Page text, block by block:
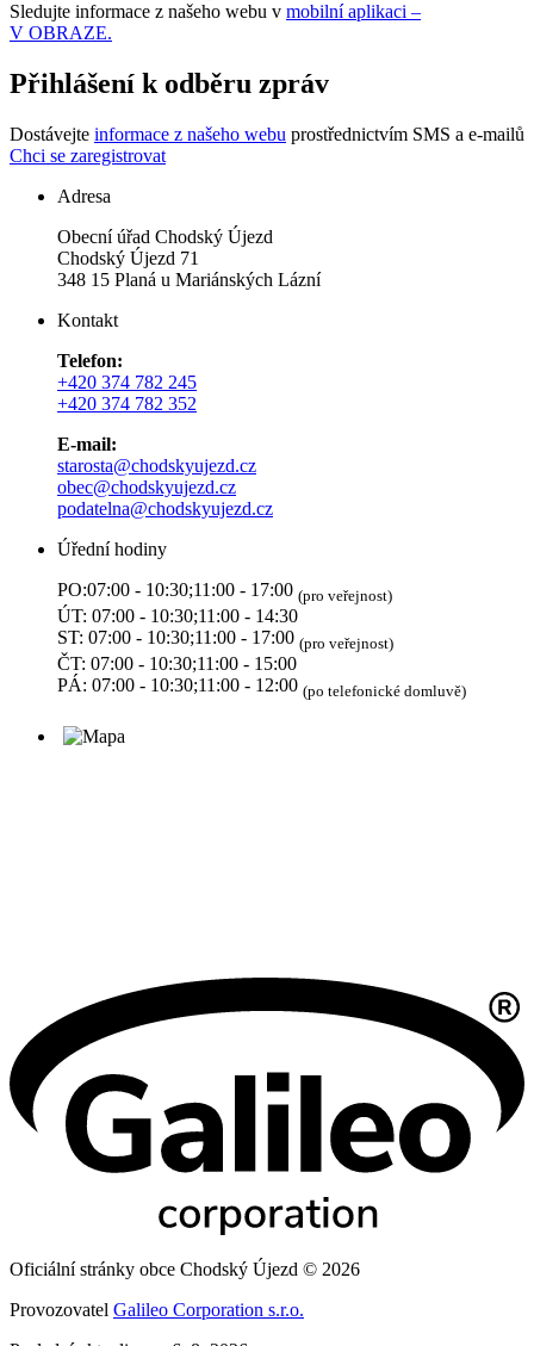
Sledujte informace z našeho webu v mobilní aplikaci –
V OBRAZE.
Přihlášení k odběru zpráv
Dostávejte informace z našeho webu prostřednictvím SMS a e-mailů
Chci se zaregistrovat
Adresa
Obecní úřad Chodský Újezd
Chodský Újezd 71
348 15 Planá u Mariánských Lázní
Kontakt
Telefon:
+420 374 782 245
+420 374 782 352
E-mail:
starosta@chodskyujezd.cz
obec@chodskyujezd.cz
podatelna@chodskyujezd.cz
Úřední hodiny
PO:07:00 - 10:30;11:00 - 17:00 (pro veřejnost)
ÚT: 07:00 - 10:30;11:00 - 14:30
ST: 07:00 - 10:30;11:00 - 17:00 (pro veřejnost)
ČT: 07:00 - 10:30;11:00 - 15:00
PÁ: 07:00 - 10:30;11:00 - 12:00 (po telefonické domluvě)
Oficiální stránky obce Chodský Újezd © 2026
Provozovatel Galileo Corporation s.r.o.